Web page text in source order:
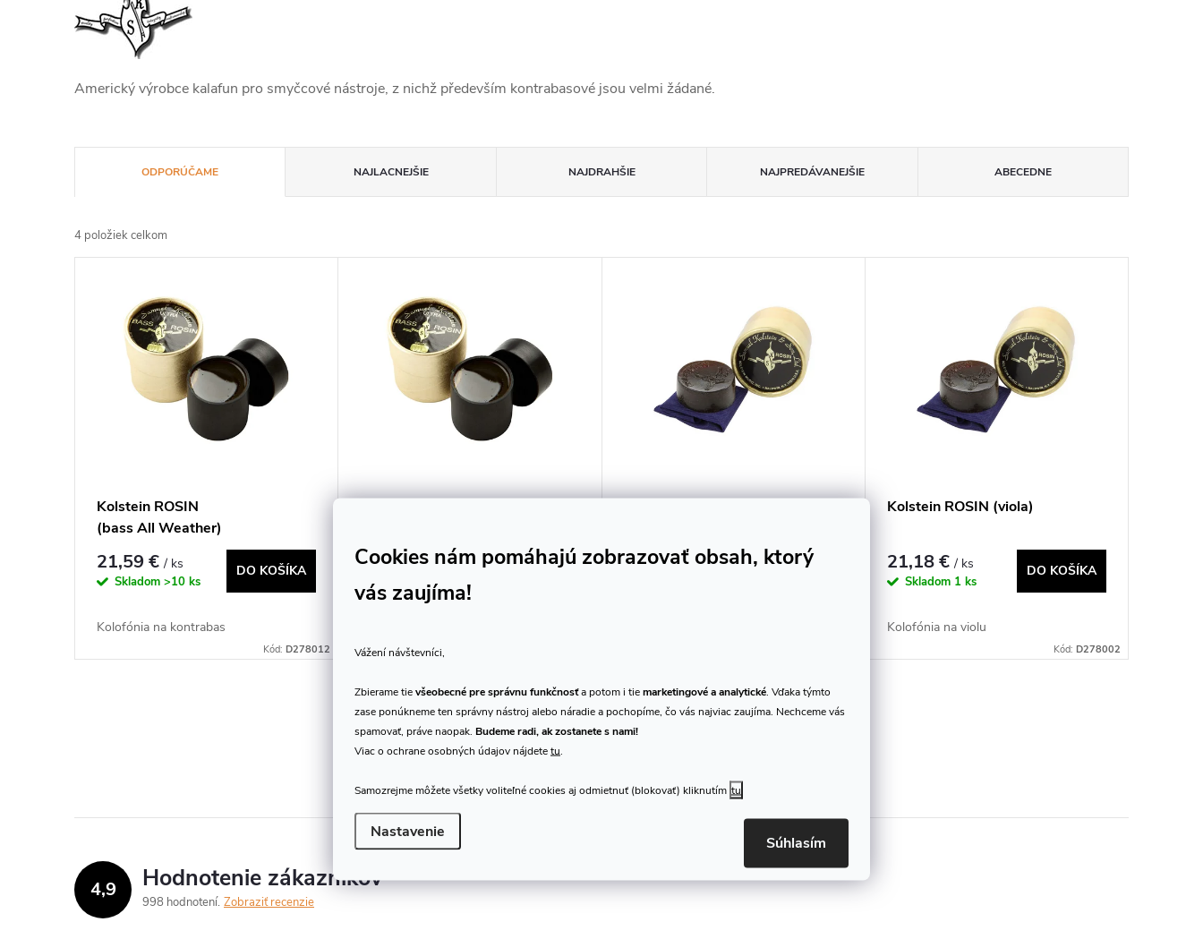
Cookies nám pomáhajú zobrazovať obsah, ktorý
vás zaujíma!
Vážení návštevníci,
Zbierame tievšeobecné pre správnu funkčnosťa potom i tiemarketingové a analytické. Vďaka týmto
zase ponúkneme ten správny nástroj alebo náradie a pochopíme, čo vás najviac zaujíma. Nechceme vás
spamovať, práve naopak. Budeme radi, ak zostanete s nami!
Viac o ochrane osobných údajov nájdetetu.
Samozrejme môžete všetky voliteľné cookies aj odmietnuť (blokovať) kliknutím tu
Nastavenie
Súhlasím
Americký výrobce kalafun pro smyčcové nástroje, z nichž především kontrabasové jsou velmi žádané.
a
d
u
ODPORÚČAME NAJLACNEJŠIE NAJDRAHŠIE NAJPREDÁVANEJŠIE ABECEDNE
4 položiek celkom
o
v
Kolstein ROSIN
(bass All Weather)
21,59 €/ ks
Skladom >10 ks
DO KOŠÍKA
Kolofónia na kontrabas
Kód:D278012
21,59 €/ ks
Skladom9 ks
DO KOŠÍKA 21,18 € / ks DO KOŠÍKA
Kolstein ROSIN (viola)
21,18 €/ ks
Skladom 1 ks
DO KOŠÍKA
Kolofónia na violu
Kód: D278002
d
a4,9 Hodnotenie zákazníkov
998 hodnotení Zobraziť recenzie